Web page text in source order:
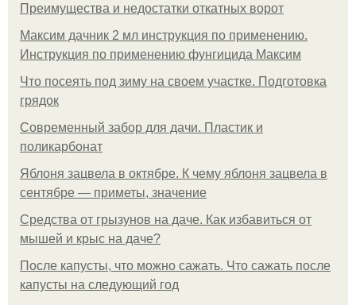
Преимущества и недостатки откатных ворот
Максим дачник 2 мл инструкция по применению.
Инструкция по применению фунгицида Максим
Что посеять под зиму на своем участке. Подготовка
грядок
Современный забор для дачи. Пластик и
поликарбонат
Яблоня зацвела в октябре. К чему яблоня зацвела в
сентябре — приметы, значение
Средства от грызунов на даче. Как избавиться от
мышей и крыс на даче?
После капусты, что можно сажать. Что сажать после
капусты на следующий год